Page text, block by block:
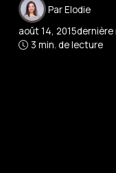
ParElodie
août 14, 2015
3 min. de lecture